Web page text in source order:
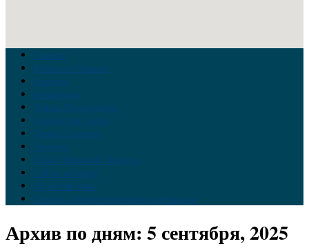
Главная
Война на Украине
Новости
Аналитика
Тайны Геополитики
Российские элиты
Теория заговора
Украина
Новый Мировой Порядок
Тайны истории
Обратная связь
Правила комментирования материалов
Архив по дням: 5 сентября, 2025